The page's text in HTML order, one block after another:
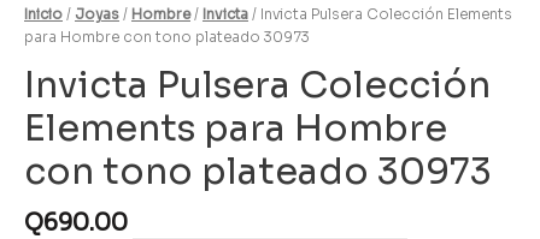
Inicio / Joyas / Hombre/ Invicta / Invicta Pulsera Colección Elements
para Hombre con tono plateado 30973
Invicta Pulsera Colección
Elements para Hombre
con tono plateado 30973
Q690.00